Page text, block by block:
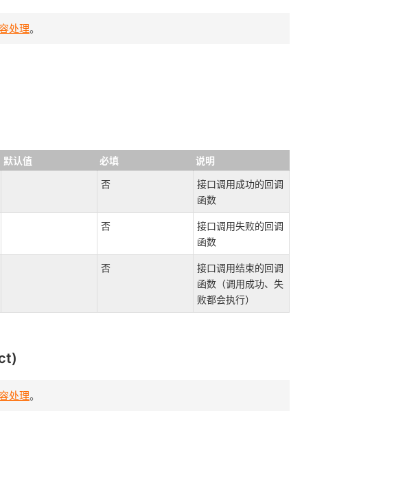
处理。
默认值 必填
说明
否
接口调用成功的回调
函数
否
接口调用失败的回调
函数
否
接口调用结束的回调
函数（调用成功、失
败都会执行）
处理。